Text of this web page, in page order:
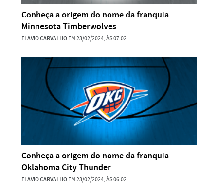
Conheça a origem do nome da franquia
Minnesota Timberwolves
FLAVIO CARVALHOEM 23/02/2024, ÀS 07:02
Conheça a origem do nome da franquia
Oklahoma City Thunder
FLAVIO CARVALHOEM 23/02/2024, ÀS 06:02